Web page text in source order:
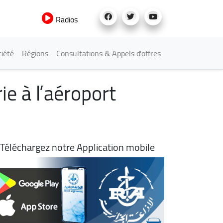
Radios
Régions Consultations & Appels d'offres
à l’aéroport
Téléchargez notre Application mobile